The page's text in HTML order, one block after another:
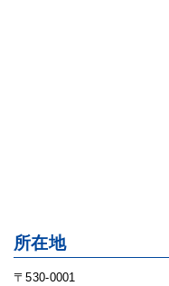
所在地
〒530-0001